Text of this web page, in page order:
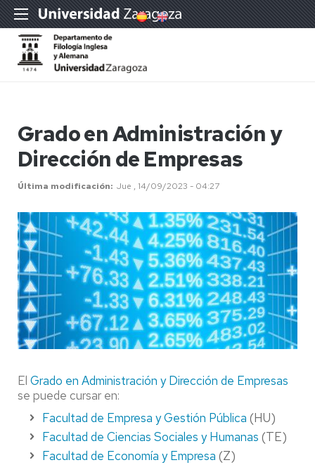
Grado en Administración y
Dirección de Empresas
Última modificación Jue , 14/09/2023 - 04:27
El Grado en Administración y Dirección de Empresas
se puede cursar en:
Facultad de Empresa y Gestión Pública (HU)
Facultad de Ciencias Sociales y Humanas (TE)
Facultad de Economía y Empresa (Z)